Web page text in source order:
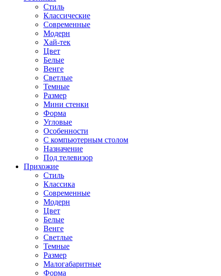
Стиль
Классические
Современные
Модерн
Хай-тек
Цвет
Белые
Венге
Светлые
Темные
Размер
Мини стенки
Форма
Угловые
Особенности
С компьютерным столом
Назначение
Под телевизор
Прихожие
Стиль
Классика
Современные
Модерн
Цвет
Белые
Венге
Светлые
Темные
Размер
Малогабаритные
Форма